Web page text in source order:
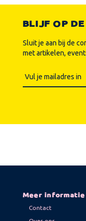
BLIJF OP
Sluit je aan bij de
met artikelen,
Meer informatie
Contact